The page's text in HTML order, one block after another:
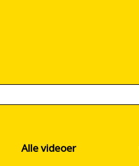
Alle videoer